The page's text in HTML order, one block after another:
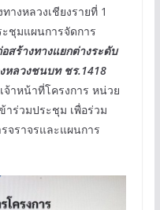
งหลวงเชียงรายที่ 1
ชุมแผนการจัดการ
สร้างทางแยกต่างระดับ
หลวงชนบท ชร.1418
จ้าหน้าที่โครงการ หน่วย
าร่วมประชุม เพื่อร่วม
จราจรและแผนการ